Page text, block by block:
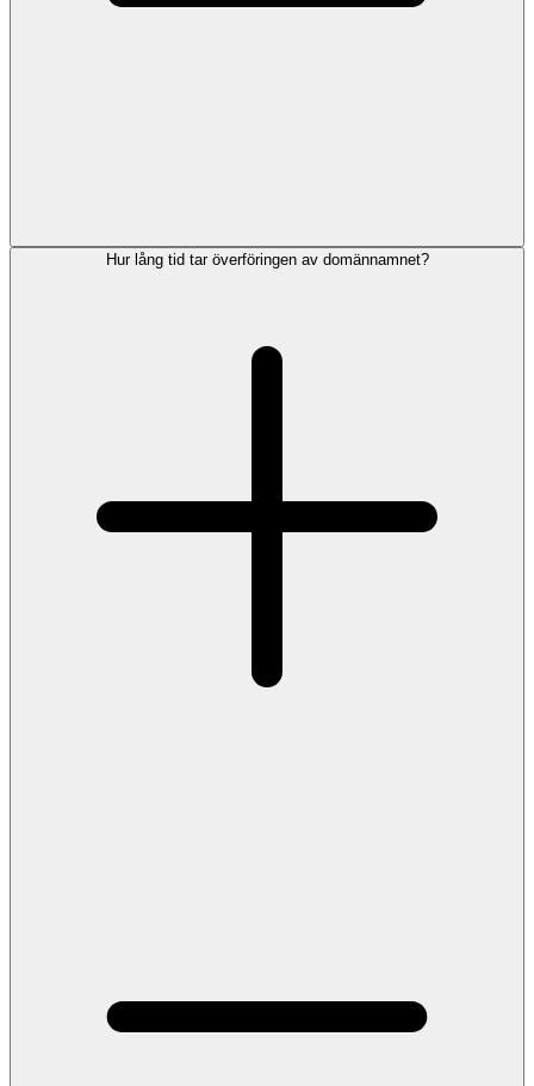
Hur lång tid tar överföringen av domännamnet?